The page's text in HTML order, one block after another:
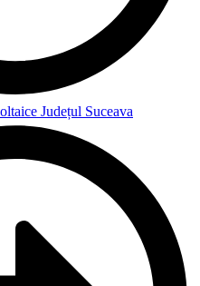
Județul Suceava